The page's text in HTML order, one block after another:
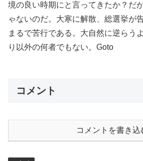
境の良い時期にと言ってきたか？だ
ゃないのだ。大寒に解散、総選挙が
まるで苦行である。大自然に逆らう
り以外の何者でもない。Goto
コメント
コメントを書き込